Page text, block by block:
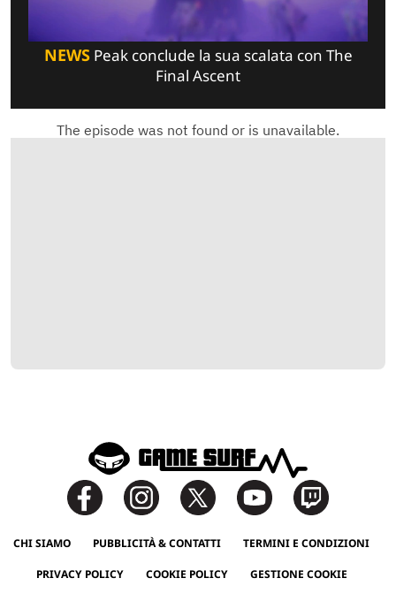
NEWSPeak conclude la sua scalata con The
Final Ascent
CHI SIAMO PUBBLICITÀ & CONTATTI TERMINI E CONDIZIONI
PRIVACY POLICY COOKIE POLICY GESTIONE COOKIE